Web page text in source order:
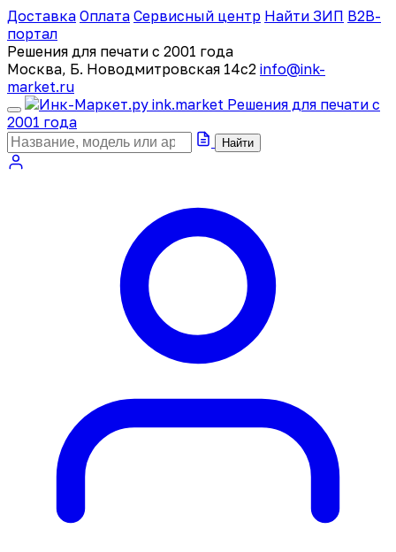
Доставка Оплата Сервисный центр Найти ЗИП B2B-
портал
Решения для печати с 2001 года
Москва, Б. Новодмитровская 14с2 info@ink-
market.ru
ink.market Решения для печати с
2001 года
Найти